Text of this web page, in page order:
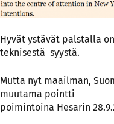
Hyvät ystävät palstalla
teknisestä syystä.
Mutta nyt maailman,
muutama pointti
poimintoina Hesarin